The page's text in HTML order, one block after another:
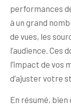
performances
à un grand
de vues, les
l’audience. Ces
l’impact de vos
d’ajuster votre
En résumé,